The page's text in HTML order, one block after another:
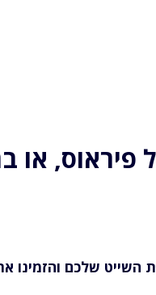
או
השייט שלכם והזמינו